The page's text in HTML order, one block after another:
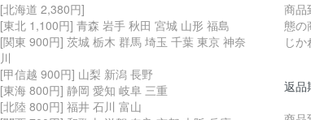
[北海道 2,380円]
[東北 1,100円] 青森 岩手 秋田 宮城 山形 福島
[関東 900円] 茨城 栃木 群馬 埼玉 千葉 東京 神奈
川
[甲信越 900円] 山梨 新潟 長野
[東海 800円] 静岡 愛知 岐阜 三重
[北陸 800円] 福井 石川 富山
商品
態の
じ
返品